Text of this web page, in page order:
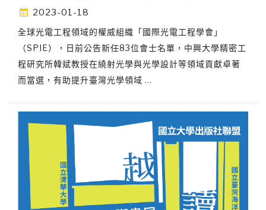
2023-01-18
全球光電工程領域的權威組織「國際光電工程學會」
（SPIE），日前公告新任83位會士名單，中興大學精密工
程研究所韓斌教授在繞射光學與光學設計等領域貢獻卓著
而當選，有助提升臺灣光學領域 …